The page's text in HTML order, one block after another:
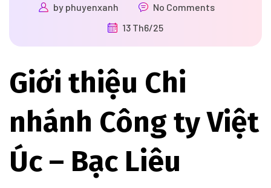
by phuyenxanh
No Comments
13 Th6/25
Giới thiệu Chi
nhánh Công ty Việt
Úc – Bạc Liêu